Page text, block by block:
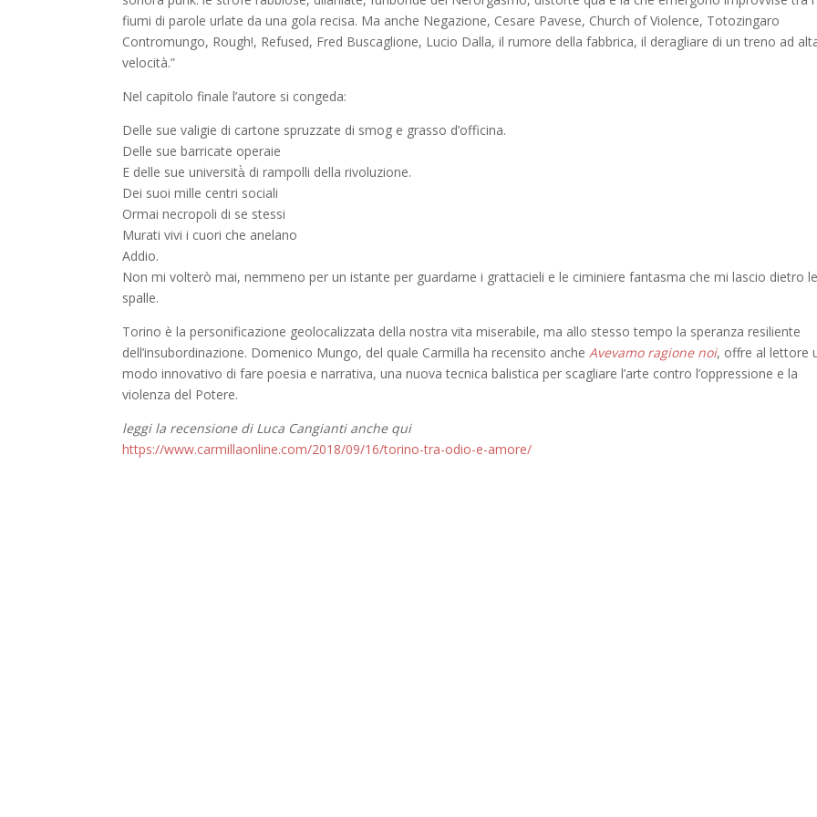
fiumi di parole urlate da una gola recisa. Ma anche Negazione, Cesare Pavese, Church of Violence, Totozingaro
Contromungo, Rough!, Refused, Fred Buscaglione, Lucio Dalla, il rumore della fabbrica, il deragliare di un treno ad
velocità.”
Nel capitolo finale l’autore si congeda:
Delle sue valigie di cartone spruzzate di smog e grasso d’officina.
Delle sue barricate operaie
E delle sue università̀ di rampolli della rivoluzione.
Dei suoi mille centri sociali
Ormai necropoli di se stessi
Murati vivi i cuori che anelano
Addio.
Non mi volterò mai, nemmeno per un istante per guardarne i grattacieli e le ciminiere fantasma che mi lascio dietro le
spalle.
Torino è la personificazione geolocalizzata della nostra vita miserabile, ma allo stesso tempo la speranza resiliente
dell’insubordinazione. Domenico Mungo, del quale Carmilla ha recensito ancheAvevamo ragione noi, offre al lettore
modo innovativo di fare poesia e narrativa, una nuova tecnica balistica per scagliare l’arte contro l’oppressione e la
violenza del Potere.
leggi la recensione di Luca Cangianti anche qui
https://www.carmillaonline.com/2018/09/16/torino-tra-odio-e-amore/